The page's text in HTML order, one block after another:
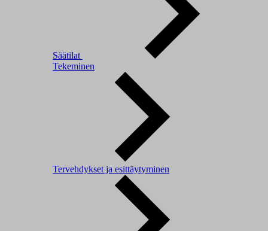
Säätilat
Tekeminen
Tervehdykset ja esittäytyminen